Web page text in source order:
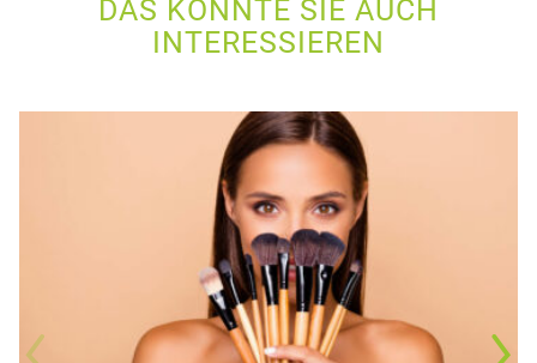
DAS KÖNNTE SIE AUCH
INTERESSIEREN